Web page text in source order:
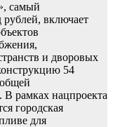
самый
включает
и дворовых
54
рамках нацпроекта
городская
для